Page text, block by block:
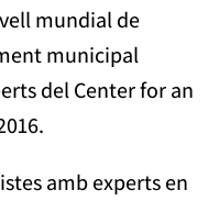
mundial de
municipal
del Center for an
amb experts en